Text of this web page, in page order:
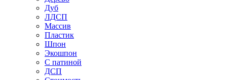
Дуб
ЛДСП
Массив
Пластик
Шпон
Экошпон
С патиной
ДСП